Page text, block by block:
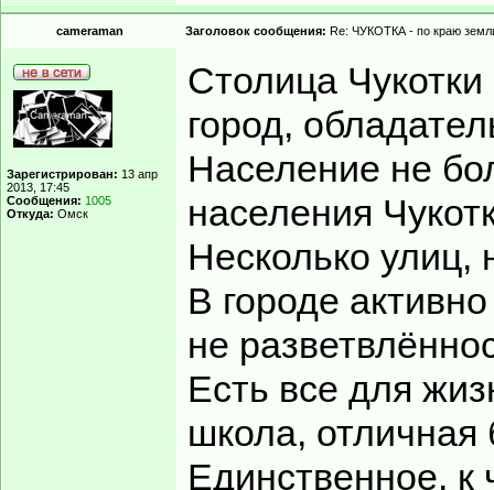
cameraman Заголовок сообщения: Re: ЧУКОТКА - по краю
Зарегистрирован: 13 апр
2013, 17:45
Сообщения: 1005
Откуда: Омск
Столица Чукотки
город,
Население не
населения
Несколько улиц,
В городе
не
Есть все для
школа, отличная
Единственное, к